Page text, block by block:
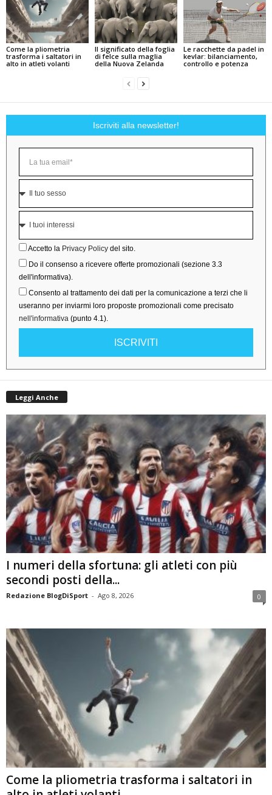
Come la pliometria
trasforma i saltatori in
alto in atleti volanti
Il significato della foglia
di felce sulla maglia
della Nuova Zelanda
Le racchette da padel in
kevlar: bilanciamento,
controllo e potenza
Iscriviti alla newsletter!
Accetto la Privacy Policy del sito.
Do il consenso a ricevere offerte promozionali (sezione 3.3
dell'informativa).
Consento al trattamento dei dati per la comunicazione a terzi che li
useranno per inviarmi loro proposte promozionali come precisato
nell'informativa (punto 4.1).
ISCRIVITI
Leggi Anche
I numeri della sfortuna: gli atleti con più
secondi posti della...
Redazione BlogDiSport - Ago 8, 2026 0
Come la pliometria trasforma i saltatori in